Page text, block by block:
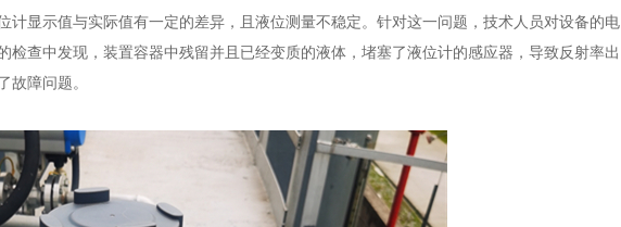
显示值与实际值有一定的差异，且液位测量不稳定。针对这一问题，技术人员对设备的电
查中发现，装置容器中残留并且已经变质的液体，堵塞了液位计的感应器，导致反射率出
故障问题。